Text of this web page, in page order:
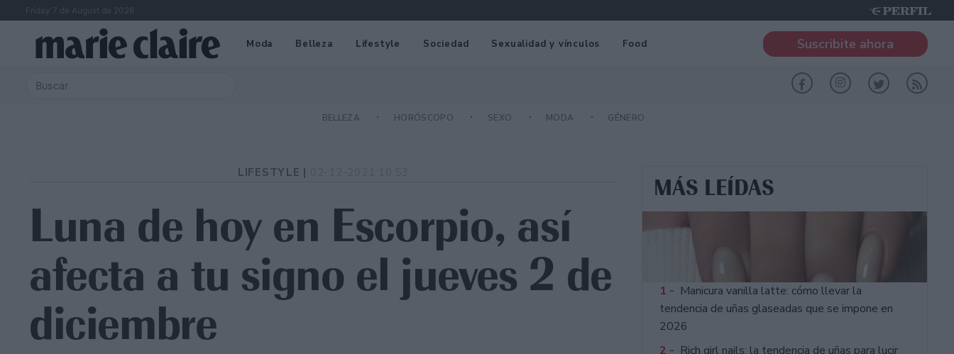
Friday 7 de August de 2026
Moda Belleza Lifestyle Sociedad Sexualidad y vínculos Food Suscribite ahora
BELLEZA HORÓSCOPO SEXO MODA GÉNERO
LIFESTYLE |
Luna de hoy en Escorpio, así
afecta a tu signo el jueves 2 de
diciembre
MÁS LEÍDAS
1 - Manicura vanilla latte: cómo llevar la
tendencia de uñas glaseadas que se impone en
2026
2 - Rich girl nails: la tendencia de uñas para lucir